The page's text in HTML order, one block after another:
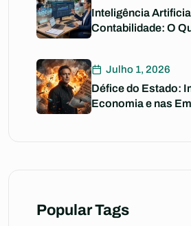
Inteligência
Contabilidade: O
Julho 1, 2026
Défice do Estado:
Economia e nas
Popular Tags